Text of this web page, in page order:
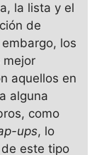
la lista y el
de
los
mejor
aquellos en
alguna
como
ups, lo
este tipo